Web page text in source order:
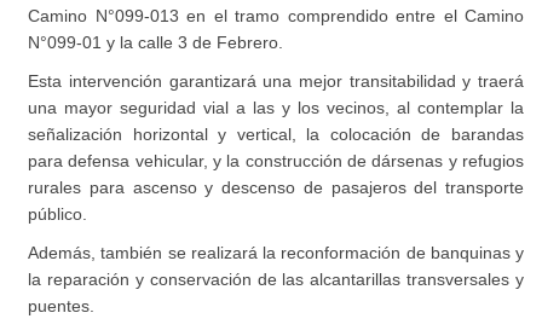
Camino N°099-013 en el tramo comprendido entre el Camino
N°099-01 y la calle 3 de Febrero.
Esta intervención garantizará una mejor transitabilidad y traerá
una mayor seguridad vial a las y los vecinos, al contemplar la
señalización horizontal y vertical, la colocación de barandas
para defensa vehicular, y la construcción de dársenas y refugios
rurales para ascenso y descenso de pasajeros del transporte
público.
Además, también se realizará la reconformación de banquinas y
la reparación y conservación de las alcantarillas transversales y
puentes.